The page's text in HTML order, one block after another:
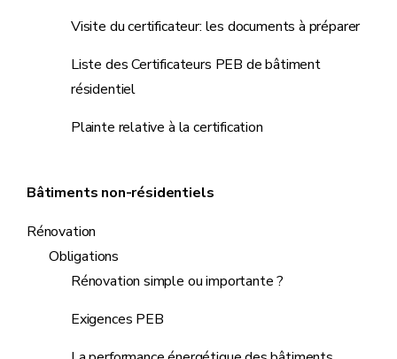
Visite du certificateur: les documents à préparer
Liste des Certificateurs PEB de bâtiment
résidentiel
Plainte relative à la certification
Bâtiments non-résidentiels
Rénovation
Obligations
Rénovation simple ou importante ?
Exigences PEB